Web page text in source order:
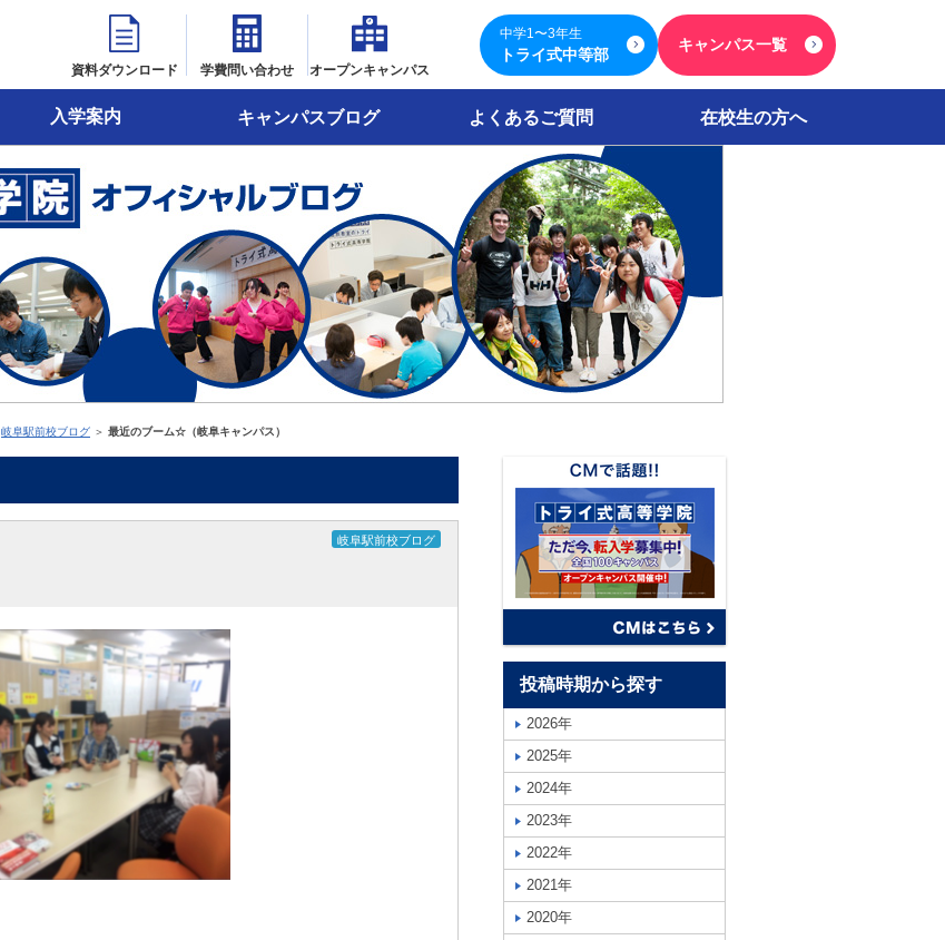
資料ダウンロード 学費問い合わせ オープンキャンパス
中学1〜3年生
トライ式中等部
キャンパス一覧
入学案内 キャンパスブログ よくあるご質問 在校生の方へ
岐阜駅前校ブログ ＞ 最近のブーム☆（岐阜キャンパス）
岐阜駅前校ブログ
投稿時期から探す
2026年
2025年
2024年
2023年
2022年
2021年
2020年